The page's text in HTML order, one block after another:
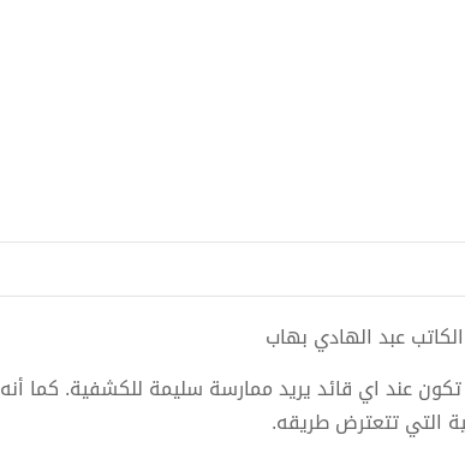
عند اي قائد يريد ممارسة سليمة للكشفية. كما أنه
التي تتعترض طريقه.